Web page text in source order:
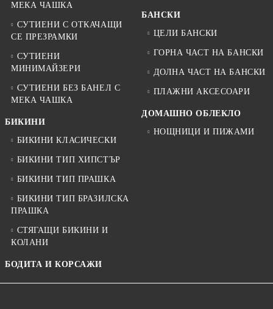
МЕКА ЧАШКА
СУТИЕНИ С ОТКАЧАЩИ
СЕ ПРЕЗРАМКИ
СУТИЕНИ
МИНИМАЙЗЕРИ
СУТИЕНИ БЕЗ БАНЕЛ С
МЕКА ЧАШКА
БИКИНИ
БИКИНИ КЛАСИЧЕСКИ
БИКИНИ ТИП ХИПСТЪР
БИКИНИ ТИП ПРАШКА
БИКИНИ ТИП БРАЗИЛСКА
ПРАШКА
СТЯГАЩИ БИКИНИ И
КОЛАНИ
БОДИТА И КОРСАЖИ
БАНСКИ
ЦЕЛИ БАНСКИ
ГОРНА ЧАСТ НА БАНСКИ
ДОЛНА ЧАСТ НА БАНСКИ
ПЛАЖНИ АКСЕСОАРИ
ДОМАШНО ОБЛЕКЛО
НОЩНИЦИ И ПИЖАМИ